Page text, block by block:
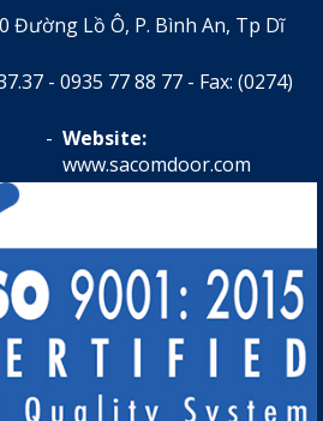
Lồ Ô, P. Bình An, Tp Dĩ
- 0935 77 88 77 - Fax: (0274)
- Website:
www.sacomdoor.com